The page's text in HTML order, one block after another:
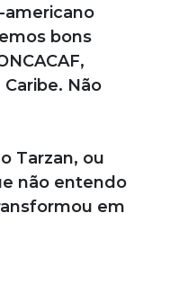
bons
Não
Tarzan, ou
não entendo
em